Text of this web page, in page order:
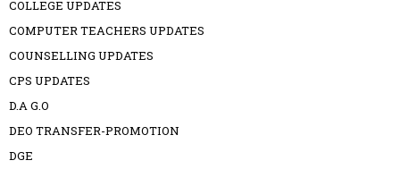
COLLEGE UPDATES
COMPUTER TEACHERS UPDATES
COUNSELLING UPDATES
CPS UPDATES
D.A G.O
DEO TRANSFER-PROMOTION
DGE